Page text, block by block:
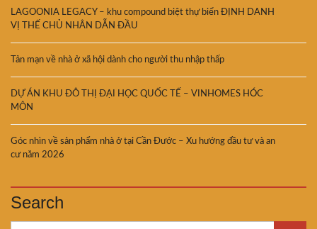
LAGOONIA LEGACY – khu compound biệt thự biển ĐỊNH DANH
VỊ THẾ CHỦ NHÂN DẪN ĐẦU
Tản mạn về nhà ở xã hội dành cho người thu nhập thấp
DỰ ÁN KHU ĐÔ THỊ ĐẠI HỌC QUỐC TẾ – VINHOMES HÓC
MÔN
Góc nhìn về sản phẩm nhà ở tại Cần Đước – Xu hướng đầu tư và an
cư năm 2026
Search